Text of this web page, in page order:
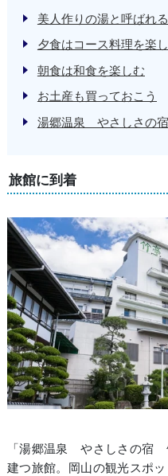
美人作りの湯と呼ばれ
夕食はコース料理を楽
朝食は和食を楽しむ
お土産も買っておこう
湯郷温泉 やさしさの
旅館に到着
「湯郷温泉 やさしさの宿
建つ旅館。岡山の観光スポ